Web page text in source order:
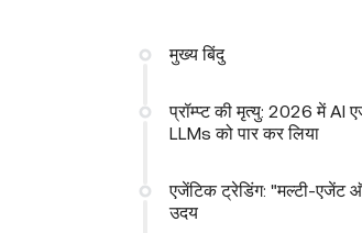
मुख्य बिंदु
प्रॉम्प्ट की मृत्यु: 2026 में AI
LLMs को पार कर लिया
एजेंटिक ट्रेडिंग: "मल्टी-एजेंट
उदय